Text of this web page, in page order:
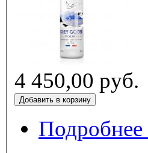
4 450,00 руб.
Подробнее